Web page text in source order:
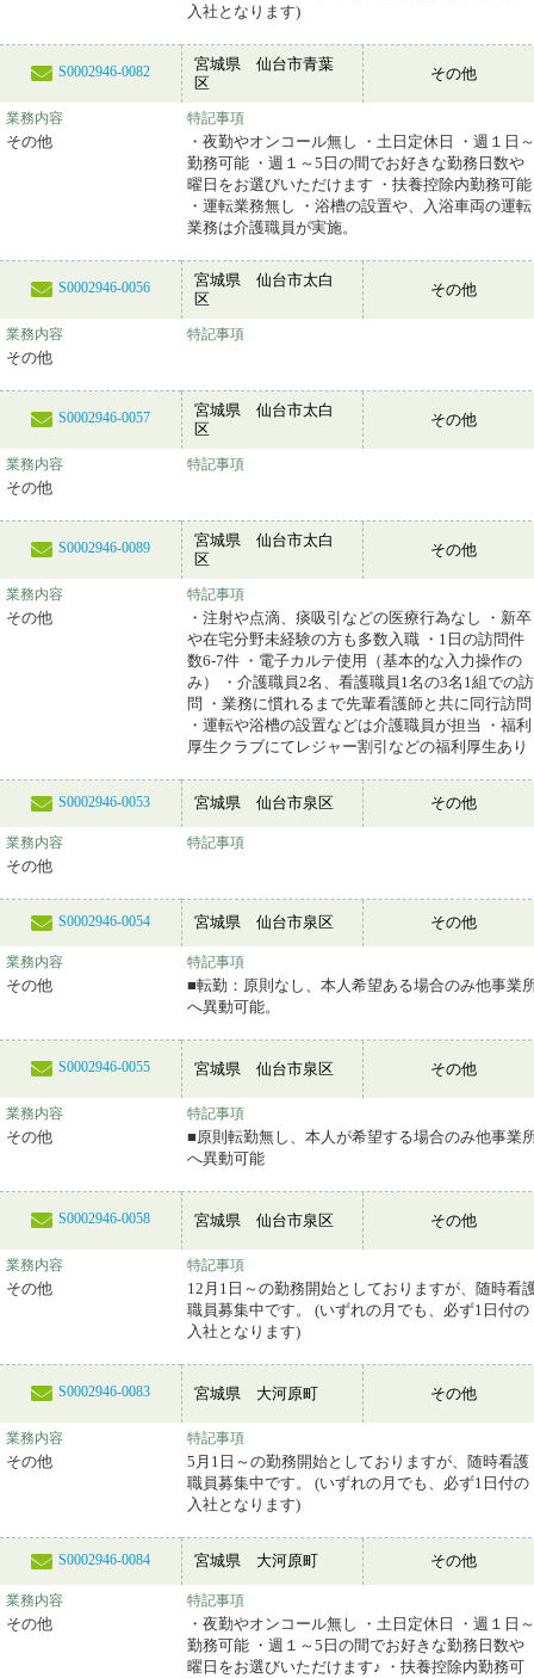
入社となります)
S0002946-0082
宮城県 仙台市青葉
区
その他
業務内容
その他
特記事項
・夜勤やオンコール無し ・土日定休日 ・週１日～
勤務可能 ・週１～5日の間でお好きな勤務日数や
曜日をお選びいただけます ・扶養控除内勤務可能
・運転業務無し ・浴槽の設置や、入浴車両の運転
業務は介護職員が実施。
S0002946-0056
宮城県 仙台市太白
区
その他
業務内容
その他
特記事項
S0002946-0057
宮城県 仙台市太白
区
その他
業務内容
その他
特記事項
S0002946-0089
宮城県 仙台市太白
区
その他
業務内容
その他
特記事項
・注射や点滴、痰吸引などの医療行為なし ・新卒
や在宅分野未経験の方も多数入職 ・1日の訪問件
数6-7件 ・電子カルテ使用（基本的な入力操作の
み） ・介護職員2名、看護職員1名の3名1組での訪
問 ・業務に慣れるまで先輩看護師と共に同行訪問
・運転や浴槽の設置などは介護職員が担当 ・福利
厚生クラブにてレジャー割引などの福利厚生あり
S0002946-0053 宮城県 仙台市泉区 その他
業務内容
その他
特記事項
S0002946-0054 宮城県 仙台市泉区 その他
業務内容
その他
特記事項
■転勤：原則なし、本人希望ある場合のみ他事業
へ異動可能。
S0002946-0055 宮城県 仙台市泉区 その他
業務内容
その他
特記事項
■原則転勤無し、本人が希望する場合のみ他事業
へ異動可能
S0002946-0058 宮城県 仙台市泉区 その他
業務内容
その他
特記事項
12月1日～の勤務開始としておりますが、随時看
職員募集中です。 (いずれの月でも、必ず1日付の
入社となります)
S0002946-0083 宮城県 大河原町 その他
業務内容
その他
特記事項
5月1日～の勤務開始としておりますが、随時看護
職員募集中です。 (いずれの月でも、必ず1日付の
入社となります)
S0002946-0084 宮城県 大河原町 その他
業務内容
その他
特記事項
・夜勤やオンコール無し ・土日定休日 ・週１日～
勤務可能 ・週１～5日の間でお好きな勤務日数や
曜日をお選びいただけます♪ ・扶養控除内勤務可